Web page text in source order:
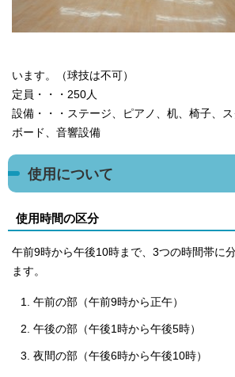
います。（球技は不可）
定員・・・250人
設備・・・ステージ、ピアノ、机、椅子、
ボード、音響設備
使用について
使用時間の区分
午前9時から午後10時まで、3つの時間帯に
ます。
午前の部（午前9時から正午）
午後の部（午後1時から午後5時）
夜間の部（午後6時から午後10時）